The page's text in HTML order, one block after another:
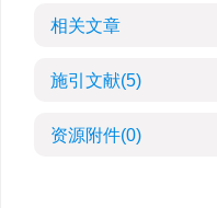
相关文章
施引文献(5)
资源附件(0)